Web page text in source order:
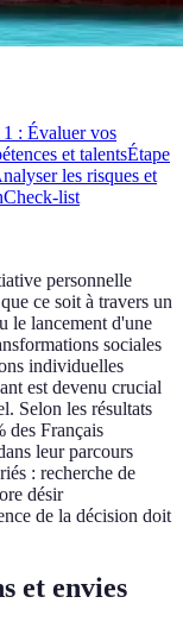
1 : Évaluer vos
et talentsÉtape
les risques et
Check-list
personnelle
ce soit à travers un
le lancement d'une
sociales
individuelles
est devenu crucial
Selon les résultats
des Français
leur parcours
: recherche de
désir
de la décision doit
et envies